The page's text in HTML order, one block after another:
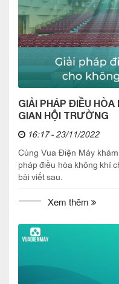
GIẢI PHÁP ĐIỀU HÒA
GIAN HỘI TRƯỜNG
16:17 - 23/11/2022
Cùng Vua Điện Máy
pháp điều hòa không khí
bài viết sau.
Xem thêm